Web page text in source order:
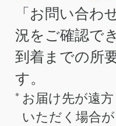
「お問い合
況をご確認で
到着までの所
す。
お届け先が遠
いただく場合